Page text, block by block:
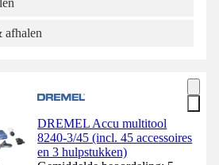
afhalen
DREMEL Accu multitool
8240-3/45 (incl. 45 accessoires
en 3 hulpstukken)